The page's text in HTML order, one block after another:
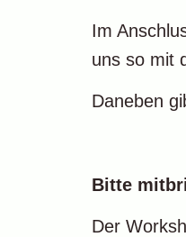
Im
uns so mit
Daneben
Bitte
Der